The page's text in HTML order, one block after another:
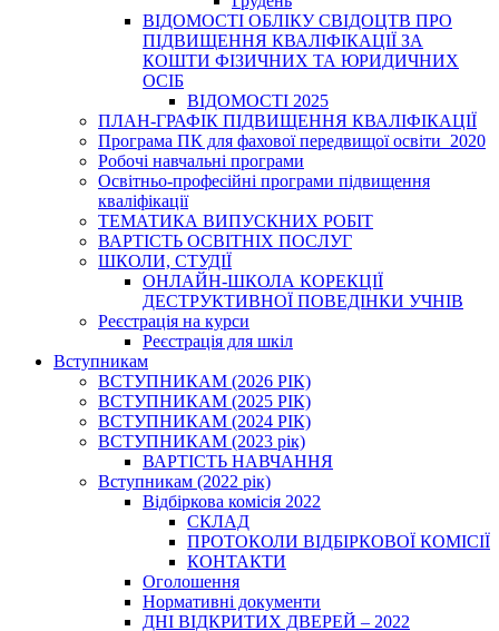
ВІДОМОСТІ ОБЛІКУ СВІДОЦТВ ПРО
ПІДВИЩЕННЯ КВАЛІФІКАЦІЇ ЗА
КОШТИ ФІЗИЧНИХ ТА ЮРИДИЧНИХ
ОСІБ
ВІДОМОСТІ 2025
ПЛАН-ГРАФІК ПІДВИЩЕННЯ КВАЛІФІКАЦІЇ
Програма ПК для фахової передвищої освіти_2020
Робочі навчальні програми
Освітньо-професійні програми підвищення
кваліфікації
ТЕМАТИКА ВИПУСКНИХ РОБІТ
ВАРТІСТЬ ОСВІТНІХ ПОСЛУГ
ШКОЛИ, СТУДІЇ
ОНЛАЙН-ШКОЛА КОРЕКЦІЇ
ДЕСТРУКТИВНОЇ ПОВЕДІНКИ УЧНІВ
Реєстрація на курси
Реєстрація для шкіл
Вступникам
ВСТУПНИКАМ (2026 РІК)
ВСТУПНИКАМ (2025 РІК)
ВСТУПНИКАМ (2024 РІК)
ВСТУПНИКАМ (2023 рік)
ВАРТІСТЬ НАВЧАННЯ
Вступникам (2022 рік)
Відбіркова комісія 2022
СКЛАД
ПРОТОКОЛИ ВІДБІРКОВОЇ КОМІСІЇ
КОНТАКТИ
Оголошення
Нормативні документи
ДНІ ВІДКРИТИХ ДВЕРЕЙ – 2022